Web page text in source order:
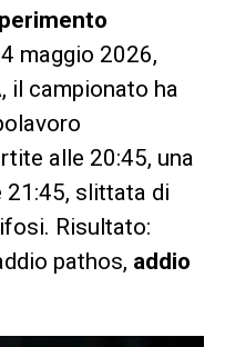
maggio 2026,
il campionato ha
alle 20:45, una
slittata di
Risultato:
pathos, addio